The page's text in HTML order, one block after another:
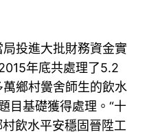
投進大批財務資金實
年底共處理了5.2
鄉村黌舍師生的飲水
目基礎獲得處理。“十
飲水平安穩固晉陞工